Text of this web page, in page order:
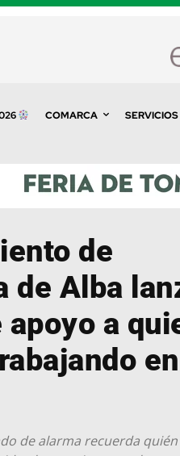
COMARCA SERVICIOS
de
de Alba
a
de alarma recuerda quién